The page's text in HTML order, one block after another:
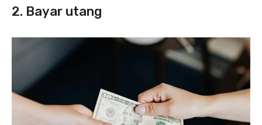
2. Bayar utang